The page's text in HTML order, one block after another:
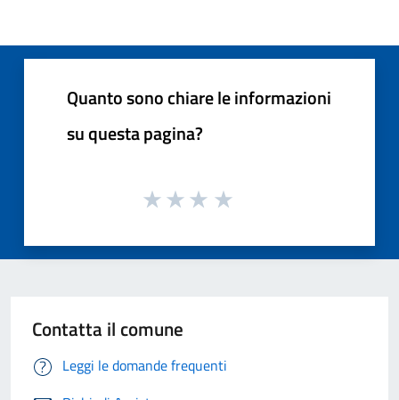
Quanto sono chiare le informazioni
su questa pagina?
Contatta il comune
Leggi le domande frequenti